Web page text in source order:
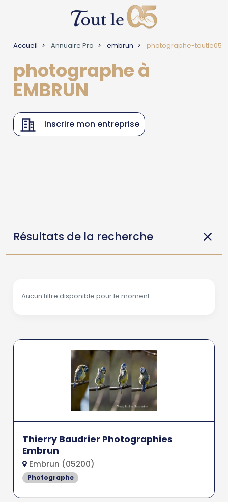
Accueil Annuaire Pro embrun photographe-toutle05
photographe à
EMBRUN
Inscrire mon entreprise
Résultats de la recherche
Aucun filtre disponible pour le moment.
Thierry Baudrier Photographies
Embrun
Embrun (05200)
Photographe